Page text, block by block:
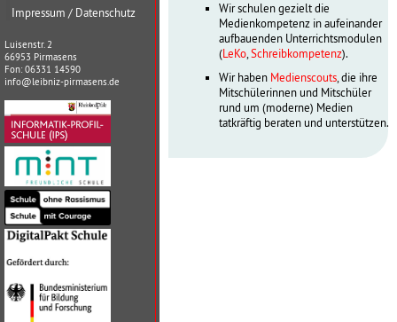
Impressum / Datenschutz
Luisenstr. 2
66953 Pirmasens
Fon: 06331 14590
info@leibniz-pirmasens.de
Wir schulen gezielt die
Medienkompetenz in aufeinander
aufbauenden Unterrichtsmodulen
(LeKo,Schreibkompetenz).
Wir haben Medienscouts, die ihre
Mitschülerinnen und Mitschüler
rund um (moderne) Medien
tatkräftig beraten und unterstützen.